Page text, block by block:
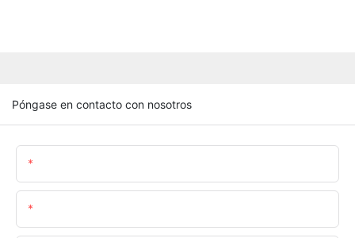
Póngase en contacto con nosotros